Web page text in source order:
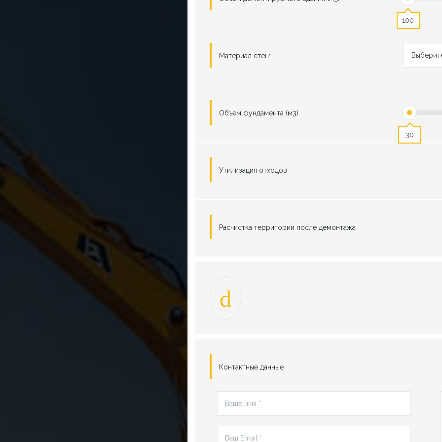
100
Материал стен:
Объем фундамента (м3)
30
Утилизация отходов
Расчистка территории после демонтажа
Контактные данные